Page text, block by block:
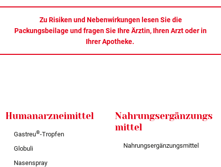
Humanarzneimittel
Gastreu®-Tropfen
Globuli
Nasenspray
Nahrungsergänzungs
mittel
Nahrungsergänzungsmittel
Zu Risiken und Nebenwirkungen lesen Sie die
Packungsbeilage und fragen Sie Ihre Ärztin, Ihren Arzt oder in
Ihrer Apotheke.